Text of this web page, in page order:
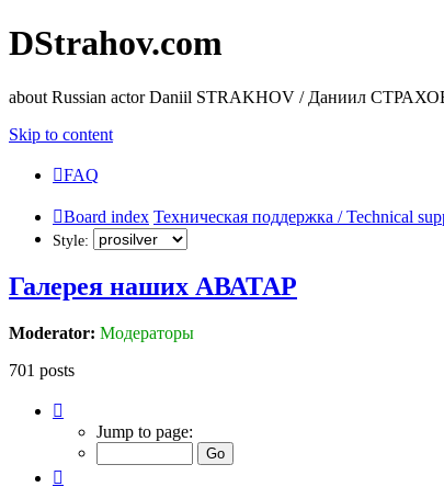
DStrahov.com
about Russian actor Daniil STRAKHOV / Даниил
Skip to content
FAQ
Board index Техническая поддержка / Technical
Style:
Галерея наших АВАТАР
Moderator: Модераторы
701 posts
43
Jump to page: